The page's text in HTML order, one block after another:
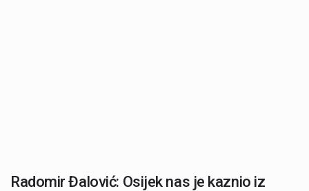
Radomir Đalović: Osijek nas je kaznio iz